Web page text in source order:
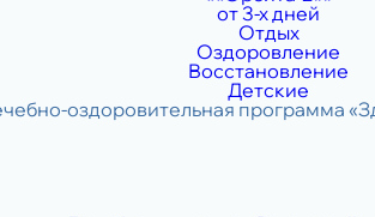
от 3-х дней
Отдых
Оздоровление
Восстановление
Детские